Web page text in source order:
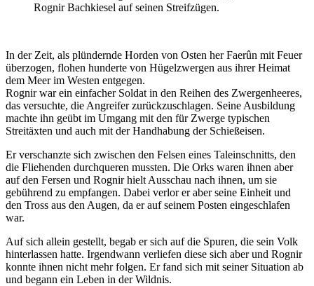
Rognir Bachkiesel auf seinen Streifzügen.
In der Zeit, als plündernde Horden von Osten her Faerûn mit Feuer
überzogen, flohen hunderte von Hügelzwergen aus ihrer Heimat
dem Meer im Westen entgegen.
Rognir war ein einfacher Soldat in den Reihen des Zwergenheeres,
das versuchte, die Angreifer zurückzuschlagen. Seine Ausbildung
machte ihn geübt im Umgang mit den für Zwerge typischen
Streitäxten und auch mit der Handhabung der Schießeisen.
Er verschanzte sich zwischen den Felsen eines Taleinschnitts, den
die Fliehenden durchqueren mussten. Die Orks waren ihnen aber
auf den Fersen und Rognir hielt Ausschau nach ihnen, um sie
gebührend zu empfangen. Dabei verlor er aber seine Einheit und
den Tross aus den Augen, da er auf seinem Posten eingeschlafen
war.
Auf sich allein gestellt, begab er sich auf die Spuren, die sein Volk
hinterlassen hatte. Irgendwann verliefen diese sich aber und Rognir
konnte ihnen nicht mehr folgen. Er fand sich mit seiner Situation ab
und begann ein Leben in der Wildnis.